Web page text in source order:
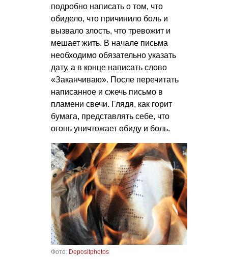
подробно написать о том, что
обидело, что причинило боль и
вызвало злость, что тревожит и
мешает жить. В начале письма
необходимо обязательно указать
дату, а в конце написать слово
«Заканчиваю». После перечитать
написанное и сжечь письмо в
пламени свечи. Глядя, как горит
бумага, представлять себе, что
огонь уничтожает обиду и боль.
Фото: Depositphotos